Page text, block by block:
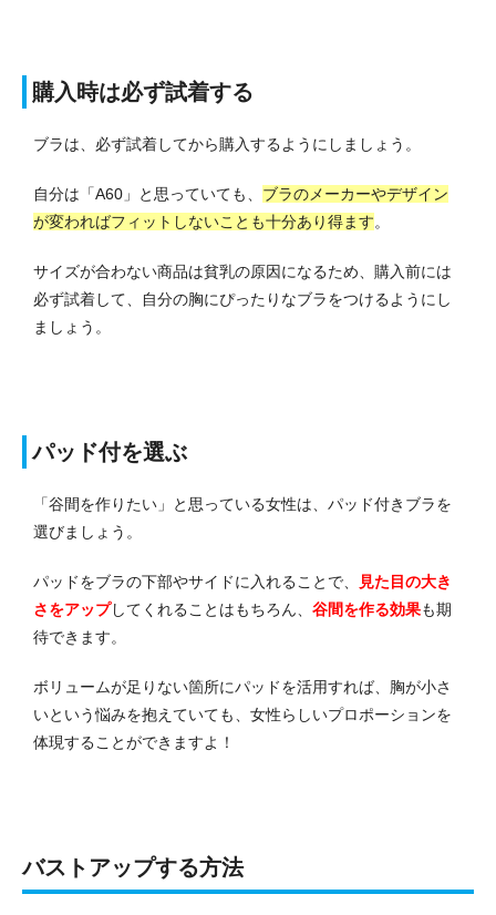
購入時は必ず試着する
ブラは、必ず試着してから購入するようにしましょう。
自分は「A60」と思っていても、 ブラのメーカーやデザイン
が変わればフィットしないことも十分あり得ます。
サイズが合わない商品は貧乳の原因になるため、購入前には
必ず試着して、自分の胸にぴったりなブラをつけるようにし
ましょう。
パッド付を選ぶ
「谷間を作りたい」と思っている女性は、パッド付きブラを
選びましょう。
パッドをブラの下部やサイドに入れることで、
見た目の大き
さをアップしてくれることはもちろん、 谷間を作る効果も期
待できます。
ボリュームが足りない箇所にパッドを活用すれば、胸が小さ
いという悩みを抱えていても、女性らしいプロポーションを
体現することができますよ！
バストアップする方法